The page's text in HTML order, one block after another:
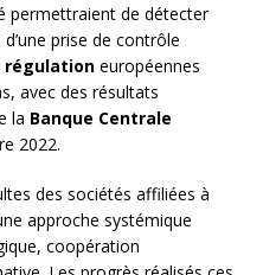
permettraient de détecter
prise de contrôle
régulation européennes
avec des résultats
la Banque Centrale
2022.
des sociétés affiliées à
approche systémique
coopération